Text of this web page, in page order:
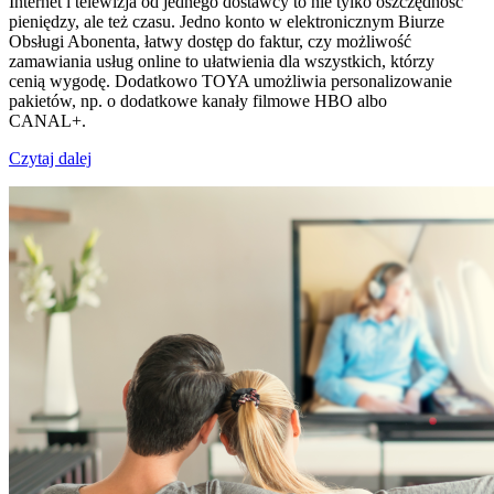
pieniędzy, ale też czasu. Jedno konto w elektronicznym Biurze
Obsługi Abonenta, łatwy dostęp do faktur, czy możliwość
zamawiania usług online to ułatwienia dla wszystkich, którzy
cenią wygodę. Dodatkowo TOYA umożliwia personalizowanie
pakietów, np. o dodatkowe kanały filmowe HBO albo
CANAL+.
Czytaj dalej